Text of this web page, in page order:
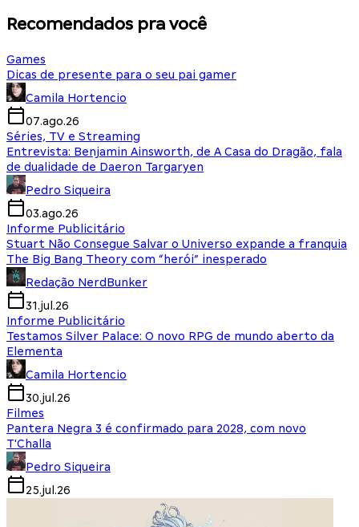
Recomendados pra você
Games
Dicas de presente para o seu pai gamer
Camila Hortencio
07.ago.26
Séries, TV e Streaming
Entrevista: Benjamin Ainsworth, de A Casa do Dragão, fala
de dualidade de Daeron Targaryen
Pedro Siqueira
03.ago.26
Informe Publicitário
Stuart Não Consegue Salvar o Universo expande a franquia
The Big Bang Theory com “herói” inesperado
Redação NerdBunker
31.jul.26
Informe Publicitário
Testamos Silver Palace: O novo RPG de mundo aberto da
Elementa
Camila Hortencio
30.jul.26
Filmes
Pantera Negra 3 é confirmado para 2028, com novo
T'Challa
Pedro Siqueira
25.jul.26